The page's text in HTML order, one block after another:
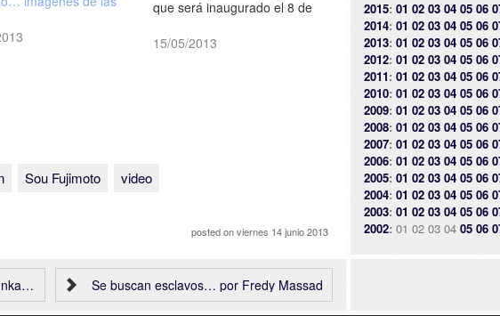
que será inaugurado el 8 de
Gallery]
15/05/2013
Sou Fujimoto video
posted onviernes 14 junio 2013
Se buscan esclavos… por Fredy Massad
2015: 01 02 03 04 05 06
2014: 01 02 03 04 05 06
2013: 01 02 03 04 05 06
2012: 01 02 03 04 05 06
2011: 01 02 03 04 05 06
2010: 01 02 03 04 05 06
2009: 01 02 03 04 05 06
2008: 01 02 03 04 05 06
2007: 01 02 03 04 05 06
2006: 01 02 03 04 05 06
2005: 01 02 03 04 05 06
2004: 01 02 03 04 05 06
2003: 01 02 03 04 05 06
2002: 01 02 03 04 05 06